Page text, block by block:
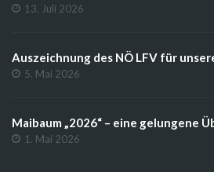
13. Juli 2026
Auszeichnung des NÖ LFV für
5. Mai 2026
Maibaum „2026“ – eine gelungene
1. Mai 2026